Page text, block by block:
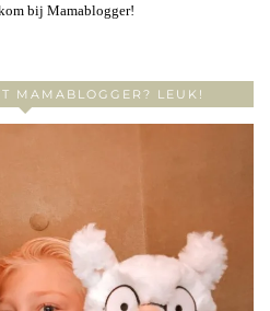
bij Mamablogger!
MAMABLOGGER? LEUK!